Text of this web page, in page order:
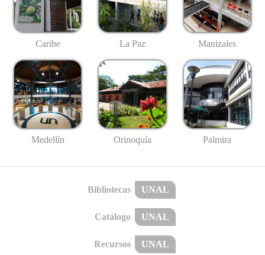
Caribe La Paz Manizales
Medellín Orinoquía Palmira
Bibliotecas UNAL
Catálogo UNAL
Recursos UNAL